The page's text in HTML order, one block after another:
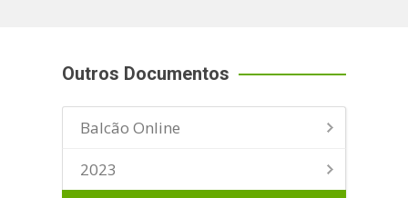
Outros Documentos
Balcão Online
2023